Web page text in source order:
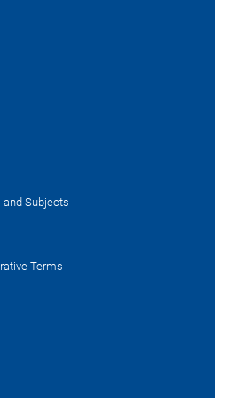
and Subjects
Terms